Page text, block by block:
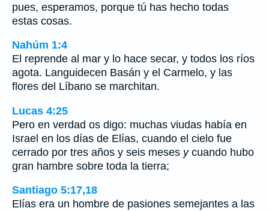
pues, esperamos, porque tú has hecho todas
estas cosas.
Nahúm 1:4
El reprende al mar y lo hace secar, y todos los ríos
agota. Languidecen Basán y el Carmelo, y las
flores del Líbano se marchitan.
Lucas 4:25
Pero en verdad os digo: muchas viudas había en
Israel en los días de Elías, cuando el cielo fue
cerrado por tres años y seis meses ycuando hubo
gran hambre sobre toda la tierra;
Santiago 5:17,18
Elías era un hombre de pasiones semejantes a las